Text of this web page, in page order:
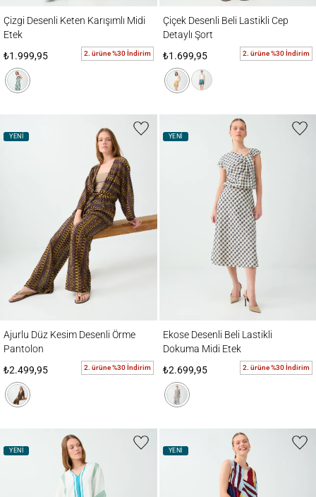
Çizgi Desenli Keten Karışımlı Midi
Etek
₺1.999,95
2. ürüne %30 İndirim
Çiçek Desenli Beli Lastikli Cep
Detaylı Şort
₺1.699,95
2. ürüne %30 İndirim
YENİ
Ajurlu Düz Kesim Desenli Örme
Pantolon
₺2.499,95
2. ürüne %30 İndirim
YENİ
Ekose Desenli Beli Lastikli
Dokuma Midi Etek
₺2.699,95
2. ürüne %30 İndirim
YENİ YENİ